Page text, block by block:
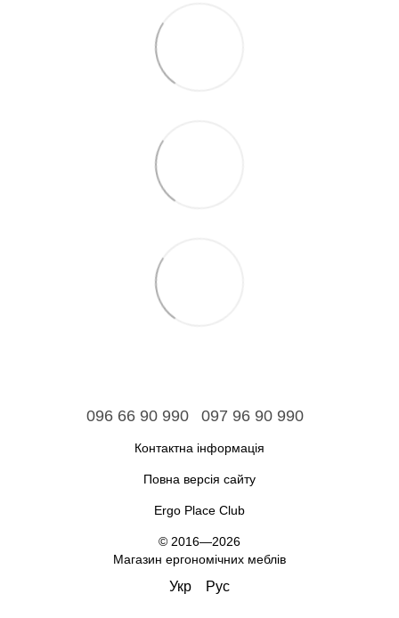
096 66 90 990 097 96 90 990
Контактна інформація
Повна версія сайту
Ergo Place Club
© 2016—2026
Магазин ергономічних меблів
Укр Рус